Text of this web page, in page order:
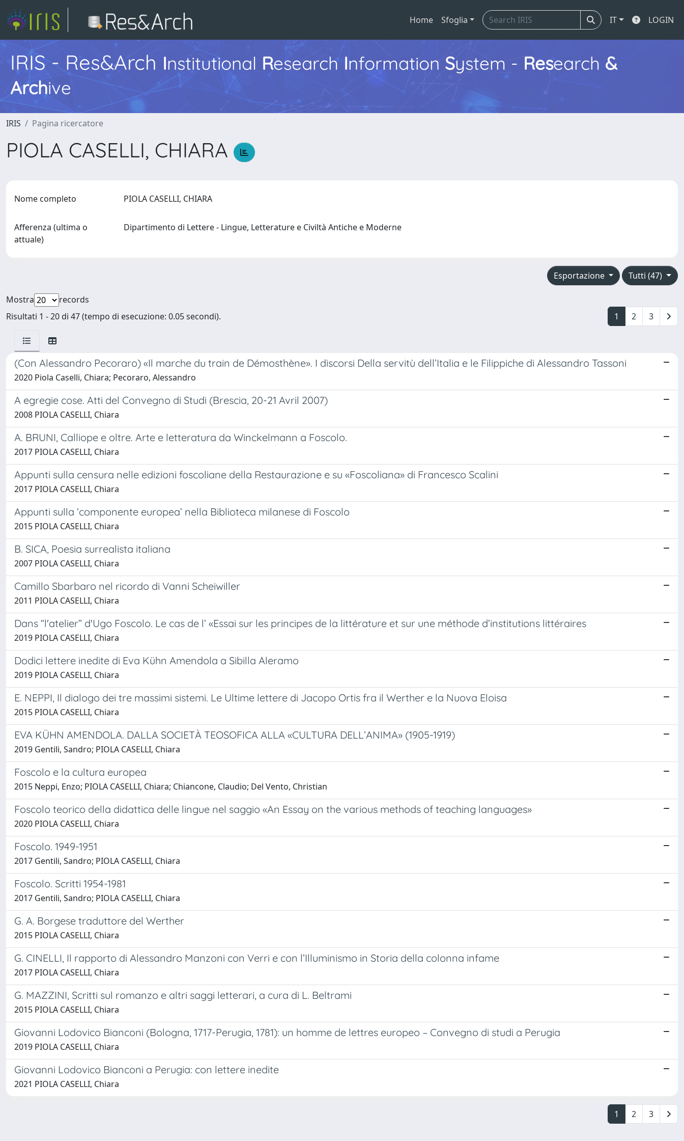
Home Sfoglia IT LOGIN
IRIS - Res&Arch Institutional Research Information System - Research &
Archive
IRIS Pagina ricercatore
PIOLA CASELLI, CHIARA
Nome completo PIOLA CASELLI, CHIARA
Afferenza (ultima o
attuale)
Dipartimento di Lettere - Lingue, Letterature e Civiltà Antiche e Moderne
Tutti (47)
Esportazione
Mostra
records
Risultati 1 - 20 di 47 (tempo di esecuzione: 0.05 secondi).
1 2 3
(Con Alessandro Pecoraro) «Il marche du train de Démosthène». I discorsi Della servitù dell’Italia e le Filippiche di Alessandro Tassoni
2020 Piola Caselli, Chiara; Pecoraro, Alessandro
A egregie cose. Atti del Convegno di Studi (Brescia, 20-21 Avril 2007)
2008 PIOLA CASELLI, Chiara
A. BRUNI, Calliope e oltre. Arte e letteratura da Winckelmann a Foscolo.
2017 PIOLA CASELLI, Chiara
Appunti sulla censura nelle edizioni foscoliane della Restaurazione e su «Foscoliana» di Francesco Scalini
2017 PIOLA CASELLI, Chiara
Appunti sulla ‘componente europea’ nella Biblioteca milanese di Foscolo
2015 PIOLA CASELLI, Chiara
B. SICA, Poesia surrealista italiana
2007 PIOLA CASELLI, Chiara
Camillo Sbarbaro nel ricordo di Vanni Scheiwiller
2011 PIOLA CASELLI, Chiara
Dans “l'atelier” d'Ugo Foscolo. Le cas de l’ «Essai sur les principes de la littérature et sur une méthode d’institutions littéraires
2019 PIOLA CASELLI, Chiara
Dodici lettere inedite di Eva Kühn Amendola a Sibilla Aleramo
2019 PIOLA CASELLI, Chiara
E. NEPPI, Il dialogo dei tre massimi sistemi. Le Ultime lettere di Jacopo Ortis fra il Werther e la Nuova Eloisa
2015 PIOLA CASELLI, Chiara
EVA KÜHN AMENDOLA. DALLA SOCIETÀ TEOSOFICA ALLA «CULTURA DELL’ANIMA» (1905-1919)
2019 Gentili, Sandro; PIOLA CASELLI, Chiara
Foscolo e la cultura europea
2015 Neppi, Enzo; PIOLA CASELLI, Chiara; Chiancone, Claudio; Del Vento, Christian
Foscolo teorico della didattica delle lingue nel saggio «An Essay on the various methods of teaching languages»
2020 PIOLA CASELLI, Chiara
Foscolo. 1949-1951
2017 Gentili, Sandro; PIOLA CASELLI, Chiara
Foscolo. Scritti 1954-1981
2017 Gentili, Sandro; PIOLA CASELLI, Chiara
G. A. Borgese traduttore del Werther
2015 PIOLA CASELLI, Chiara
G. CINELLI, Il rapporto di Alessandro Manzoni con Verri e con l’Illuminismo in Storia della colonna infame
2017 PIOLA CASELLI, Chiara
G. MAZZINI, Scritti sul romanzo e altri saggi letterari, a cura di L. Beltrami
2015 PIOLA CASELLI, Chiara
Giovanni Lodovico Bianconi (Bologna, 1717-Perugia, 1781): un homme de lettres europeo – Convegno di studi a Perugia
2019 PIOLA CASELLI, Chiara
Giovanni Lodovico Bianconi a Perugia: con lettere inedite
2021 PIOLA CASELLI, Chiara
1 2 3